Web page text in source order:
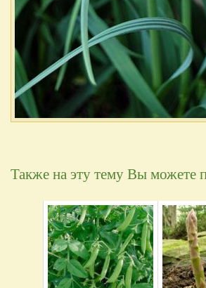
Также на эту тему Вы можете